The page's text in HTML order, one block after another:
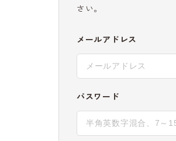
さい。
メールアドレス
パスワード